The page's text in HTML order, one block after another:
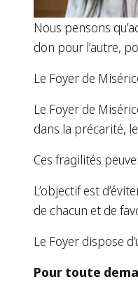
Nous pensons
don pour l’autre,
Le Foyer de
Le Foyer de
dans la précarité,
Ces fragilités
L’objectif est
de chacun et de
Le Foyer dispose
Pour toute